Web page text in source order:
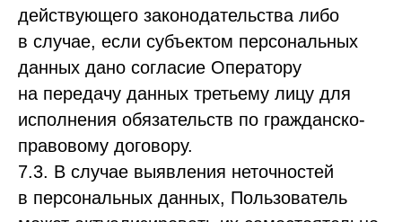
действующего законодательства либо
в случае, если субъектом персональных
данных дано согласие Оператору
на передачу данных третьему лицу для
исполнения обязательств по гражданско-
правовому договору.
7.3. В случае выявления неточностей
в персональных данных, Пользователь